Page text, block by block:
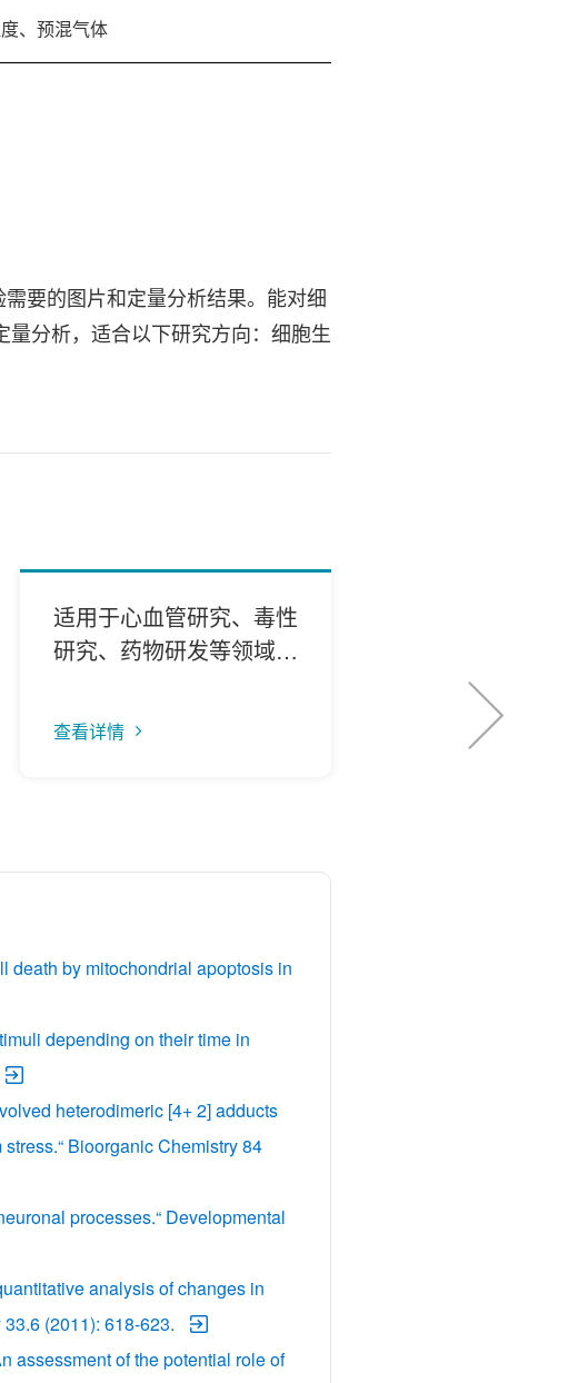
、预混气体
要的图片和定量分析结果。能对细
分析，适合以下研究方向：细胞生
适用于心血管研究、毒性
研究、药物研发等领域的
细胞进行自动化细胞功能
学分析的方法
查看详情
药物筛选
death by mitochondrial apoptosis in
depending on their time in
heterodimeric [4+ 2] adducts
Bioorganic Chemistry 84
processes.“ Developmental
analysis of changes in
(2011): 618-623.
assessment of the potential role of